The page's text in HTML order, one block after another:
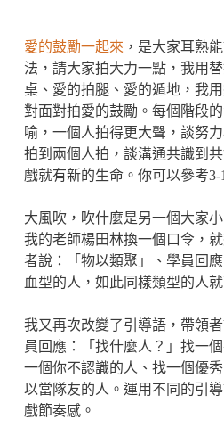
愛的鼓勵一起來 ，是大家耳熟
法，請大家拍大力一點，我用
桌、愛的拍腿、愛的遁地，我
對面對拍愛的鼓勵。每個階段
喻，一個人拍得更大聲，談努
拍到兩個人拍，談溝通共識到
戲就有新的生命。你可以參考3-
大風吹，吹什麼是另一個大家
我的老師楊田林換一個口令，
者說：「物以類聚」、學員回
血型的人，如此同樣類型的人
我又再次改變了引導語，帶領
員回應：「找什麼人？」找一
一個你不認識的人、找一個優
以當隊友的人。運用不同的引
戲節奏感。